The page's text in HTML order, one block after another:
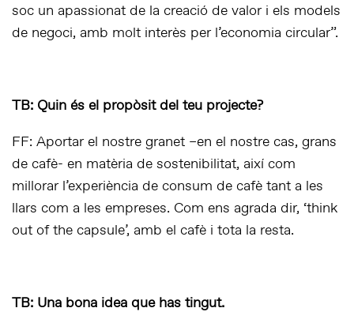
soc un apassionat de la creació de valor i els models
de negoci, amb molt interès per l’economia circular”.
TB: Quin és el propòsit del teu projecte?
FF: Aportar el nostre granet –en el nostre cas, grans
de cafè- en matèria de sostenibilitat, així com
millorar l’experiència de consum de cafè tant a les
llars com a les empreses. Com ens agrada dir, ‘think
out of the capsule’, amb el cafè i tota la resta.
TB: Una bona idea que has tingut.